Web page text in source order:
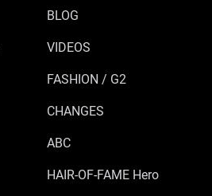
BLOG
VIDEOS
FASHION / G2
CHANGES
ABC
HAIR-OF-FAME Hero